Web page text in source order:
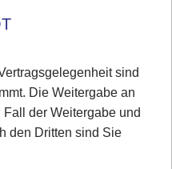
sind
Die Weitergabe an
der Weitergabe und
den Dritten sind Sie